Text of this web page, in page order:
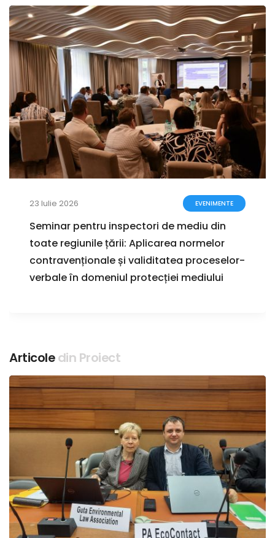
23 Iulie 2026 EVENIMENTE
Seminar pentru inspectori de mediu din
toate regiunile țării: Aplicarea normelor
contravenționale și validitatea proceselor-
verbale în domeniul protecției mediului
Articoledin Proiect